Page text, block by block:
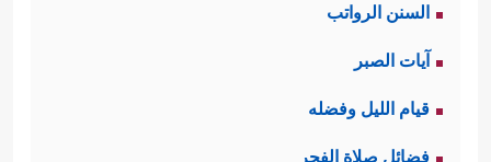
السنن الرواتب
آيات الصبر
قيام الليل وفضله
فضائل صلاة الفجر